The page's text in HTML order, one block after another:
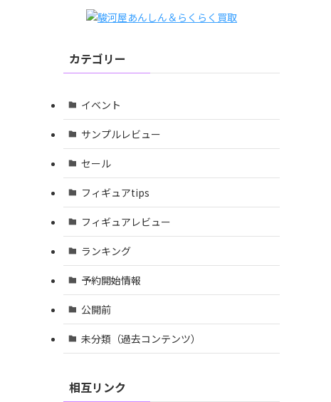
カテゴリー
イベント
サンプルレビュー
セール
フィギュアtips
フィギュアレビュー
ランキング
予約開始情報
公開前
未分類（過去コンテンツ）
相互リンク